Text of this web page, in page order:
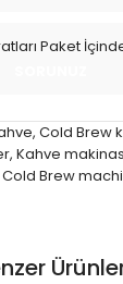
Paket
, Cold Brew
, Kahve
Cold Brew